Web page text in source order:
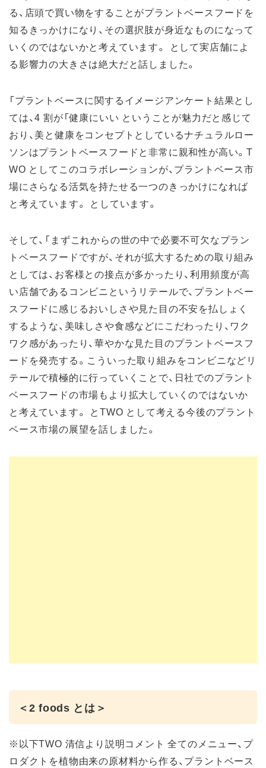
る、店頭で買い物をすることがプラントベースフードを
知るきっかけになり、その選択肢が身近なものになって
いくのではないかと考えています。 として実店舗によ
る影響力の大きさは絶大だと話しました。
「プラントベースに関するイメージアンケート結果とし
ては、4 割が「健康にいい ということが魅力だと感じて
おり、美と健康をコンセプトとしているナチュラルロー
ソンはプラントベースフードと非常に親和性が高い。T
WO としてこのコラボレーションが、プラントベース市
場にさらなる活気を持たせる一つのきっかけになれば
と考えています。 としています。
そして、「まずこれからの世の中で必要不可欠なプラン
トベースフードですが、それが拡大するための取り組み
としては、お客様との接点が多かったり、利用頻度が高
い店舗であるコンビニというリテールで、プラントベー
スフードに感じるおいしさや見た目の不安を払しょく
するような、美味しさや食感などにこだわったり、ワク
ワク感があったり、華やかな見た目のプラントベースフ
ードを発売する。こういった取り組みをコンビニなどリ
テールで積極的に行っていくことで、日社でのプラント
ベースフードの市場もより拡大していくのではないか
と考えています。 とTWO として考える今後のプラント
ベース市場の展望を話しました。
＜2 foods とは＞
※以下TWO 清信より説明コメント 全てのメニュー、プ
ロダクトを植物由来の原材料から作る、プラントベース